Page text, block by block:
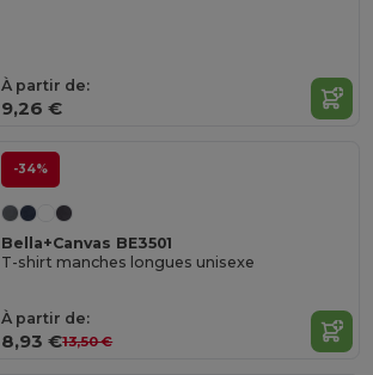
À partir de:
9,26 €
-34%
Bella+Canvas BE3501
T-shirt manches longues unisexe
À partir de:
8,93 €13,50 €